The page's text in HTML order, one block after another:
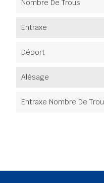
Nombre De Trous
Entraxe
Déport
Alésage
Entraxe Nombre De Trou